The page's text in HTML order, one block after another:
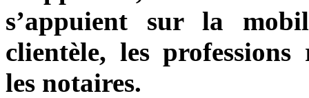
s’appuient sur la
clientèle, les professions
les notaires.